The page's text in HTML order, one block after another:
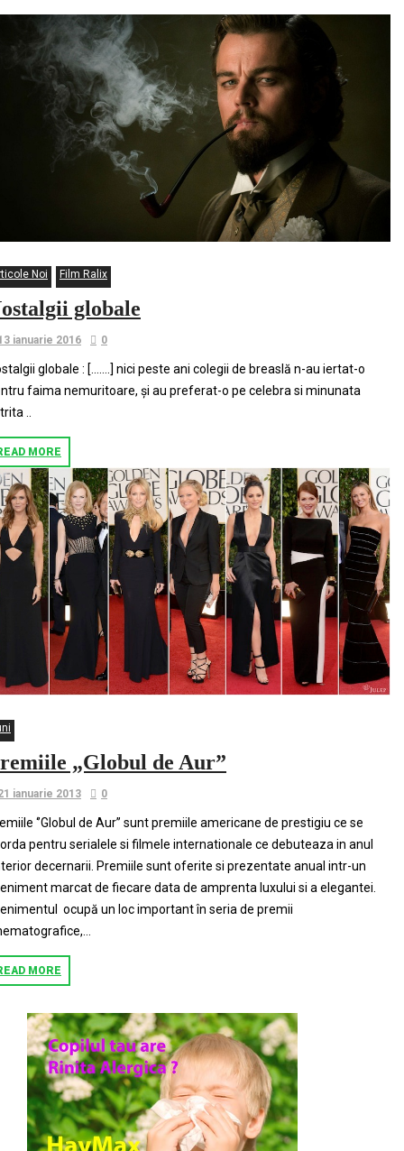
Noi Film Ralix
globale
ianuarie 2016 0
globale : […….] nici peste ani colegii de breaslă n-au iertat-o
faima nemuritoare, și au preferat-o pe celebra si minunata
..
MORE
„Globul de Aur”
ianuarie 2013 0
‘’Globul de Aur’’ sunt premiile americane de prestigiu ce se
pentru serialele si filmele internationale ce debuteaza in anul
decernarii. Premiile sunt oferite si prezentate anual intr-un
marcat de fiecare data de amprenta luxului si a elegantei.
ocupă un loc important în seria de premii
MORE